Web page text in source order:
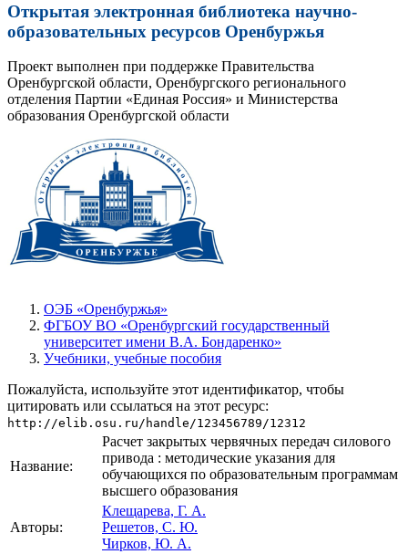
Открытая электронная библиотека научно-
образовательных ресурсов Оренбуржья
Проект выполнен при поддержке Правительства
Оренбургской области, Оренбургского регионального
отделения Партии «Единая Россия» и Министерства
образования Оренбургской области
ОЭБ «Оренбуржья»
ФГБОУ ВО «Оренбургский государственный
университет имени В.А. Бондаренко»
Учебники, учебные пособия
Пожалуйста, используйте этот идентификатор, чтобы
цитировать или ссылаться на этот ресурс:
http://elib.osu.ru/handle/123456789/12312
Название:
Расчет закрытых червячных передач силового
привода : методические указания для
обучающихся по образовательным программам
высшего образования
Авторы:
Клещарева, Г. А.
Решетов, С. Ю.
Чирков, Ю. А.